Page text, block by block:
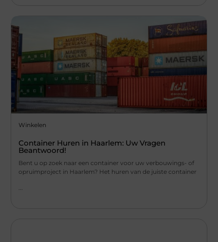
Winkelen
Container Huren in Haarlem: Uw Vragen
Beantwoord!
Bent u op zoek naar een container voor uw verbouwings- of
opruimproject in Haarlem? Het huren van de juiste container